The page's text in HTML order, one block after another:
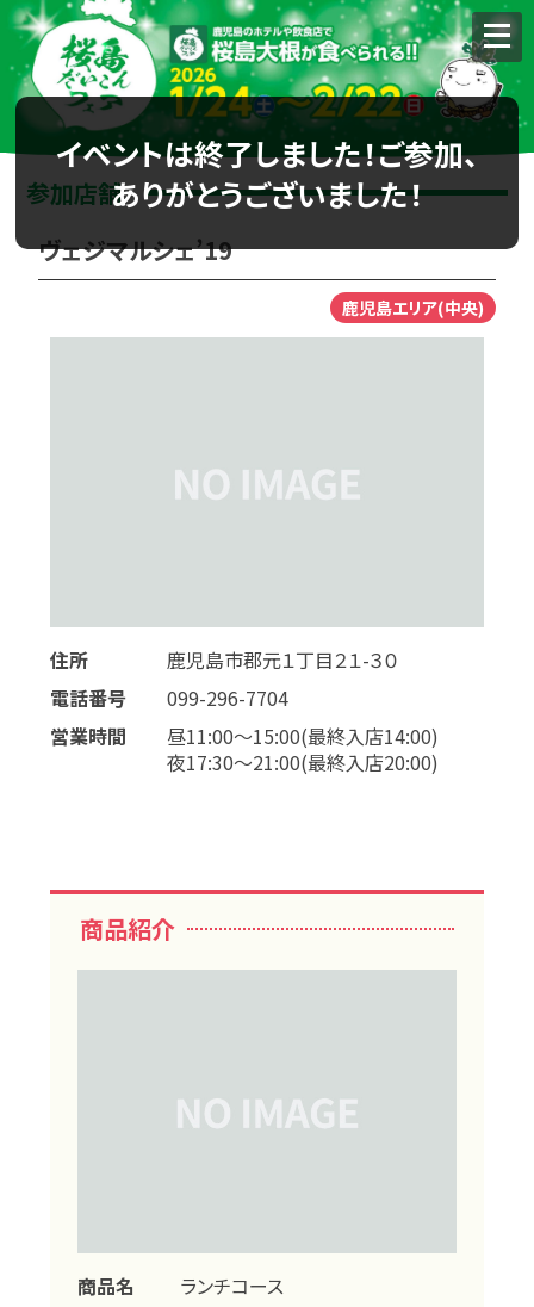
イベントは終了しました！ご参加、
ありがとうございました！
参加店舗
ヴェジマルシェ’19
鹿児島エリア(中央)
住所
鹿児島市郡元１丁目２１-３０
電話番号
099-296-7704
営業時間
昼11:00～15:00(最終入店14:00)
夜17:30～21:00(最終入店20:00)
商品紹介
商品名
ランチコース